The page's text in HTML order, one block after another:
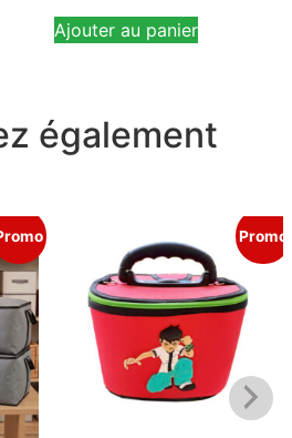
Ajouter au panier
également
Promo